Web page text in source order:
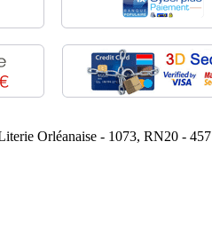
Orléanaise - 1073, RN20 -